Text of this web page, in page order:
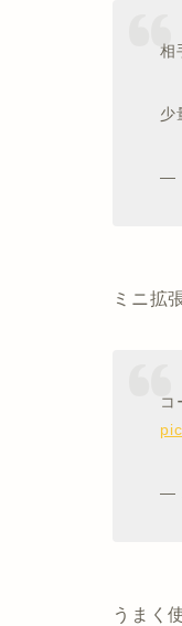
相
少
—
ミニ拡
コ
—
うまく